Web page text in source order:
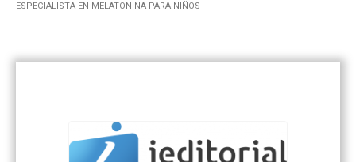
ESPECIALISTA EN MELATONINA PARA NIÑOS